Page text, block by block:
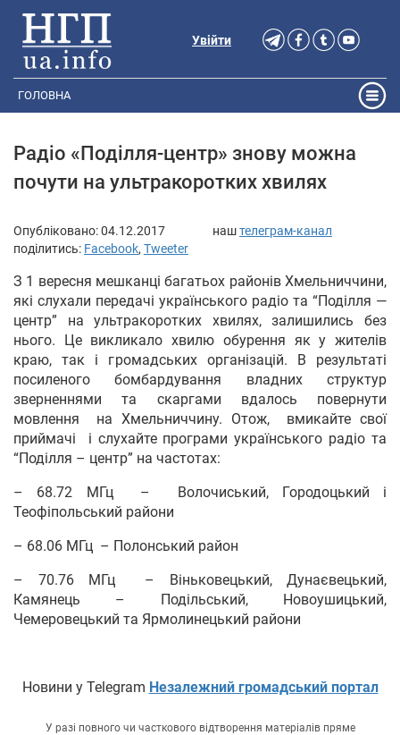
Увійти
ГОЛОВНА
Радіо «Поділля-центр» знову можна
почути на ультракоротких хвилях
Опубліковано:04.12.2017 наштелеграм-канал
поділитись: Facebook, Tweeter
З 1 вересня мешканці багатьох районів Хмельниччини,
які слухали передачі українського радіо та “Поділля —
центр” на ультракоротких хвилях, залишились без
нього. Це викликало хвилю обурення як у жителів
краю, так і громадських організацій. В результаті
посиленого бомбардування владних структур
зверненнями та скаргами вдалось повернути
мовлення на Хмельниччину. Отож, вмикайте свої
приймачі і слухайте програми українського радіо та
“Поділля – центр” на частотах:
– 68.72 МГц – Волочиський, Городоцький і
Теофіпольський райони
– 68.06 МГц – Полонський район
– 70.76 МГц – Віньковецький, Дунаєвецький,
Камянець – Подільський, Новоушицький,
Чемеровецький та Ярмолинецький райони
Новини у Telegram Незалежний громадський портал
У разі повного чи часткового відтворення матеріалів пряме